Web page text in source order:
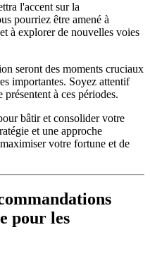
l'accent sur la
pourriez être amené à
à explorer de nouvelles voies
seront des moments cruciaux
importantes. Soyez attentif
à ces périodes.
bâtir et consolider votre
et une approche
votre fortune et de
pour les